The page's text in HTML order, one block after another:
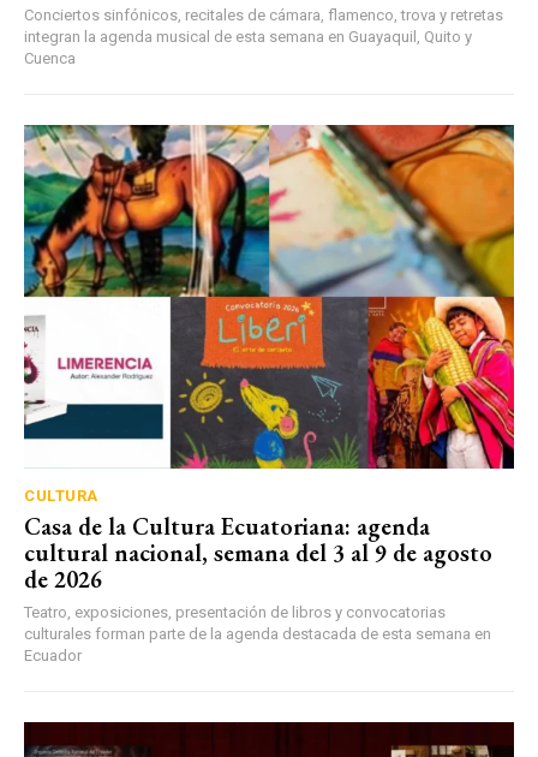
Conciertos sinfónicos, recitales de cámara, flamenco, trova y retretas
integran la agenda musical de esta semana en Guayaquil, Quito y
Cuenca
CULTURA
Casa de la Cultura Ecuatoriana: agenda
cultural nacional, semana del 3 al 9 de agosto
de 2026
Teatro, exposiciones, presentación de libros y convocatorias
culturales forman parte de la agenda destacada de esta semana en
Ecuador